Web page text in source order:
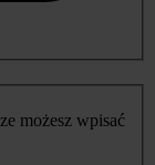
możesz wpisać